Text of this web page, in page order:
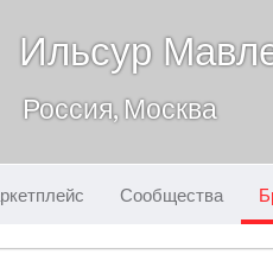
Ильсур
Россия, Москва
Сообщества